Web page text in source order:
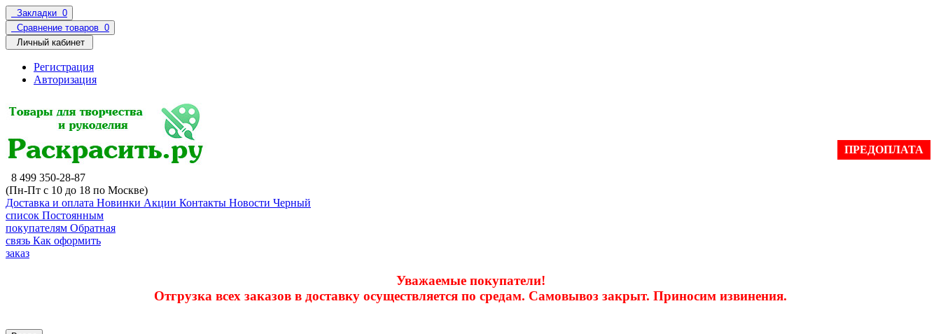
Закладки 0
Сравнение товаров 0
Личный кабинет
Регистрация
Авторизация
8 499 350-28-87
(Пн-Пт с 10 до 18 по Москве)
Доставка и оплата Новинки Акции Контакты Новости Черный
список Постоянным
покупателям Обратная
связь Как оформить
заказ
Уважаемые покупатели!
Отгрузка всех заказов в доставку осуществляется по средам. Самовывоз закрыт. Приносим извинения.
ПРЕДОПЛАТА